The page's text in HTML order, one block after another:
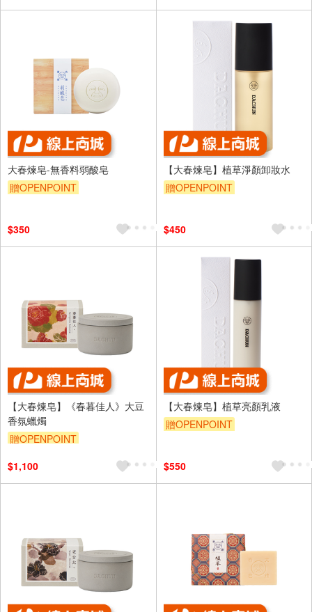
大春煉皂-無香料弱酸皂
贈OPENPOINT
$350
【大春煉皂】植草淨顏卸妝水
贈OPENPOINT
$450
【大春煉皂】《春暮佳人》大豆
香氛蠟燭
贈OPENPOINT
$1,100
【大春煉皂】植草亮顏乳液
贈OPENPOINT
$550